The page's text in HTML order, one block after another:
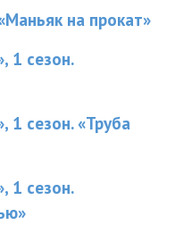
на прокат»
1 сезон.
1 сезон. «Труба
1 сезон.